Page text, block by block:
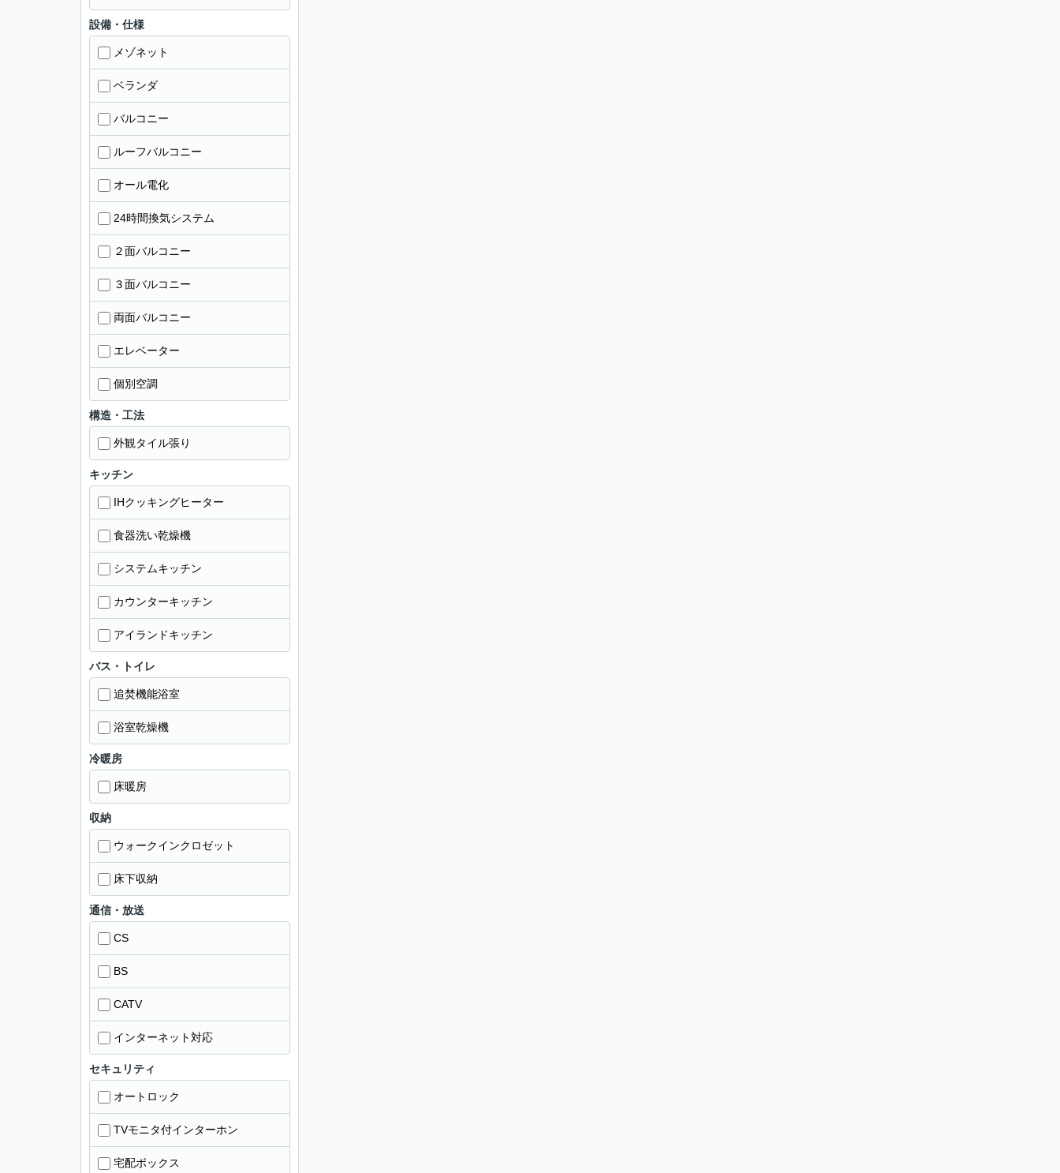
設備・仕様
メゾネット
ベランダ
バルコニー
ルーフバルコニー
オール電化
24時間換気システム
２面バルコニー
３面バルコニー
両面バルコニー
エレベーター
個別空調
構造・工法
外観タイル張り
キッチン
IHクッキングヒーター
食器洗い乾燥機
システムキッチン
カウンターキッチン
アイランドキッチン
バス・トイレ
追焚機能浴室
浴室乾燥機
冷暖房
床暖房
収納
ウォークインクロゼット
床下収納
通信・放送
CS
BS
CATV
インターネット対応
セキュリティ
オートロック
TVモニタ付インターホン
宅配ボックス